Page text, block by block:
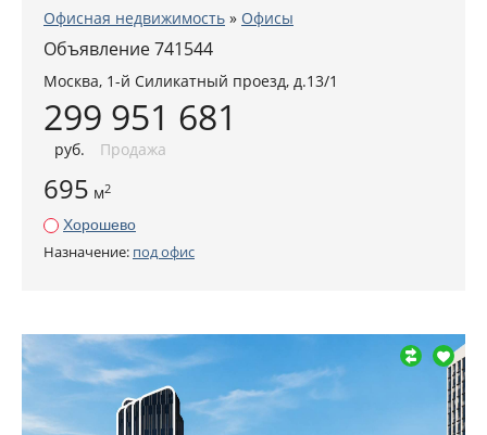
Офисная недвижимость » Офисы
Объявление 741544
Москва, 1-й Силикатный проезд, д.13/1
299 951 681
руб. Продажа
695 м2
Хорошево
Назначение: под офис